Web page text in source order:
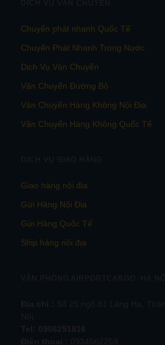
DỊCH VỤ VẬN CHUYỂN
Chuyển phát nhanh Quốc Tế
Chuyển Phát Nhanh Trong Nước
Dịch Vụ Vận Chuyển
Vận Chuyển Đường Bộ
Vận Chuyển Hàng Không Nội Địa
Vận Chuyển Hàng Không Quốc Tế
DỊCH VỤ GIAO HÀNG
Giao hàng nội địa
Gửi Hàng Nội Địa
Gửi Hàng Quốc Tế
Ship hàng nội địa
VĂN PHÒNG AIRPORTCARGO HÀ NỘI